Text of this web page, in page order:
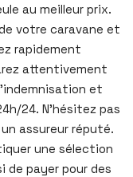
au meilleur prix.
votre caravane et
rapidement
attentivement
et
24. N’hésitez pas
assureur réputé.
une sélection
de payer pour des